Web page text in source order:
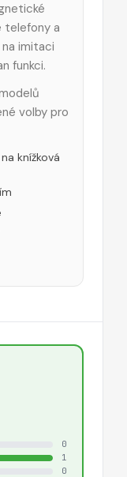
telefony a
imitaci
funkci.
volby pro
knížková
0
1
0